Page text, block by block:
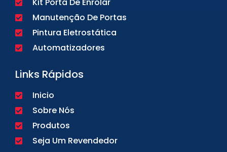
Manutenção De Portas
Pintura Eletrostática
Automatizadores
Links Rápidos
Inicio
Sobre Nós
Produtos
Seja Um Revendedor